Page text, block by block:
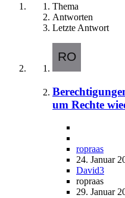
Thema
Antworten
Letzte Antwort
um Rechte
ropraas
24. Januar
David3
ropraas
29. Januar